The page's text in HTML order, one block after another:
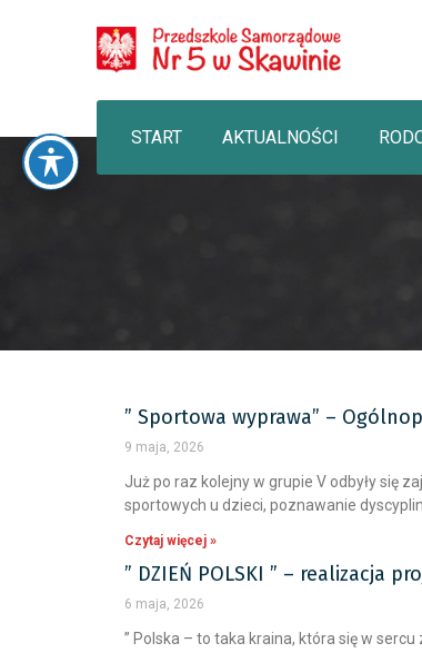
START AKTUALNOŚCI
” Sportowa wyprawa” –
9 maja, 2026
Już po raz kolejny w grupie V odbyły się
sportowych u dzieci, poznawanie
Czytaj więcej »
” DZIEŃ POLSKI ” – realizacja
6 maja, 2026
” Polska – to taka kraina, która się w